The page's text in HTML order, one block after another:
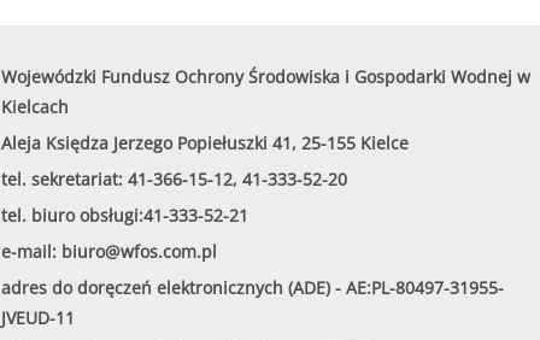
Wojewódzki Fundusz Ochrony Środowiska i Gospodarki Wodnej w
Kielcach
Aleja Księdza Jerzego Popiełuszki 41, 25-155 Kielce
tel. sekretariat: 41-366-15-12, 41-333-52-20
tel. biuro obsługi:41-333-52-21
e-mail: biuro@wfos.com.pl
adres do doręczeń elektronicznych (ADE) - AE:PL-80497-31955-
JVEUD-11